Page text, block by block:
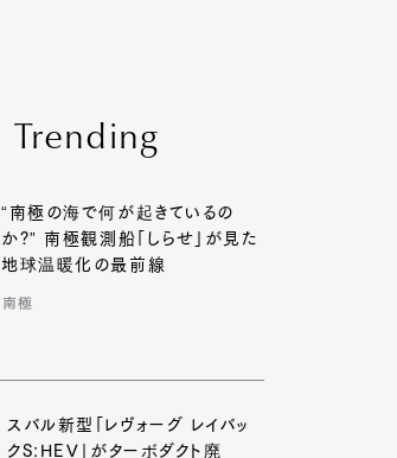
Trending
“南極の海で何が起きているの
か?” 南極観測船「しらせ」が見た
地球温暖化の最前線
南極
スバル新型「レヴォーグ レイバッ
クS:HEV」がターボダクト廃